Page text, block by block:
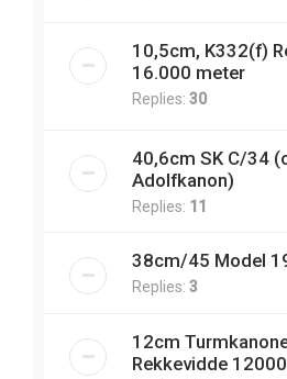
10,5cm, K332(f)
16.000 meter
Replies: 30
40,6cm SK C/34
Adolfkanon)
Replies: 11
38cm/45 Model
Replies: 3
12cm
Rekkevidde